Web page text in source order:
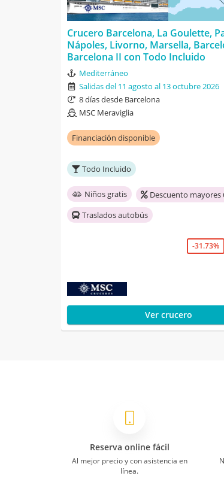
Crucero Barcelona, La Goulette,
Nápoles, Livorno, Marsella,
Barcelona II con Todo Incluido
Mediterráneo
Salidas del 11 agosto al 13 octubre 2026
8 días desde Barcelona
MSC Meraviglia
Financiación disponible
Todo Incluido
Niños gratis
Descuento mayores
Traslados autobús
-31.73%
Ver crucero
Reserva online fácil
Al mejor precio y con asistencia en
línea.